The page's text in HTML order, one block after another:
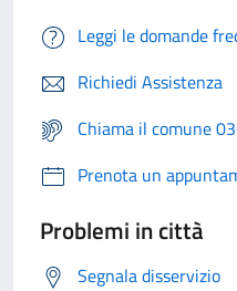
Leggi le domande
Richiedi Assistenza
Chiama il comune
Prenota un
Problemi in città
Segnala disservizio